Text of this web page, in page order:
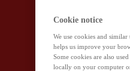
Cookie notice
We use cookies and
helps us improve your
Some cookies are also
locally on your computer